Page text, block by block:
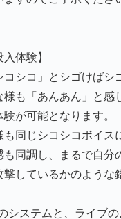
入体験】
コシコ」とシゴけばシ
様も「あんあん」と感
験が可能となります。
も同じシコシコボイス
も同調し、まるで自分
撃しているかのような
システムと、ライブ